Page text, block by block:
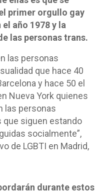
primer orgullo gay
año 1978 y la
las personas trans.
las personas
que hace 40
y hace 50 el
Nueva York quienes
las personas
que siguen estando
socialmente”,
de LGBTI en Madrid,
durante estos